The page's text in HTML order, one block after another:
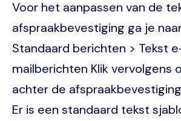
Voor het aanpassen van de
afspraakbevestiging ga je
Standaard berichten > Tekst
mailberichten Klik vervolgens
achter de
Er is een standaard tekst